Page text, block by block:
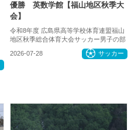
優勝 英数学館【福山地区秋季大
会】
令和8年度 広島県高等学校体育連盟福山
地区秋季総合体育大会サッカー男子の部
2026-07-28 サッカー